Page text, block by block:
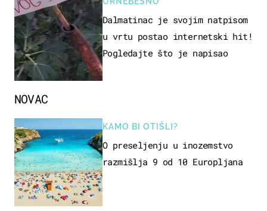
Dalmatinac je svojim natpisom
u vrtu postao internetski hit!
Pogledajte što je napisao
NOVAC
KAMO BI OTIŠLI?
O preseljenju u inozemstvo
razmišlja 9 od 10 Europljana